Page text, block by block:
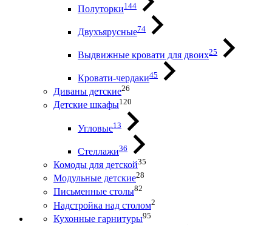
Полуторки144
Двухъярусные74
Выдвижные кровати для двоих25
Кровати-чердаки45
Диваны детские26
Детские шкафы120
Угловые13
Стеллажи36
Комоды для детской35
Модульные детские28
Письменные столы82
Надстройка над столом2
Кухонные гарнитуры95